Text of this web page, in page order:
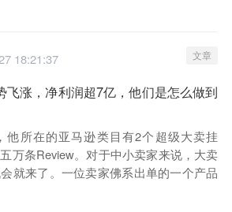
18:21:37 文章
飞涨，净利润超7亿，他们是怎么做到
他所在的亚马逊类目有2个超级大卖挂
万条Review。对于中小卖家来说，大卖
就来了。一位卖家佛系出单的一个产品